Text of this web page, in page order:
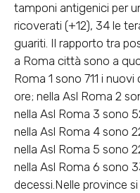
tamponi antigenici per
ricoverati (+12), 34 le
guariti. Il rapporto tra
a Roma città sono a
Roma 1 sono 711 i
ore; nella Asl Roma 2
nella Asl Roma 3 sono
nella Asl Roma 4 sono
nella Asl Roma 5 sono
nella Asl Roma 6 sono
decessi.Nelle province